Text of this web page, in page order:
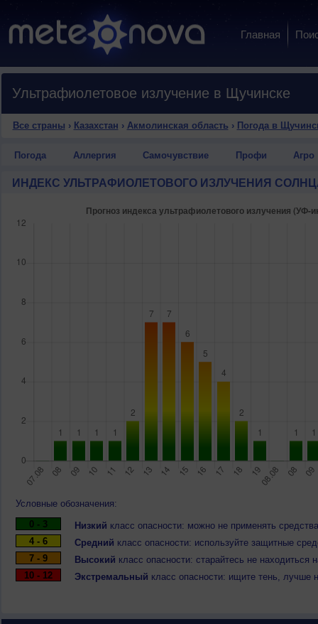
Главная
Ультрафиолетовое излучение в Щучинске
Все страны › Казахстан › Акмолинская область › Погода в
Погода Аллергия Самочувствие Профи Агро
ИНДЕКС УЛЬТРАФИОЛЕТОВОГО ИЗЛУЧЕНИЯ
Условные обозначения:
0 - 3
Низкий класс опасности: можно не применять
4 - 6
Средний класс опасности: используйте защитные
7 - 9
Высокий класс опасности: старайтесь не
10 - 12
Экстремальный класс опасности: ищите тень, лучше